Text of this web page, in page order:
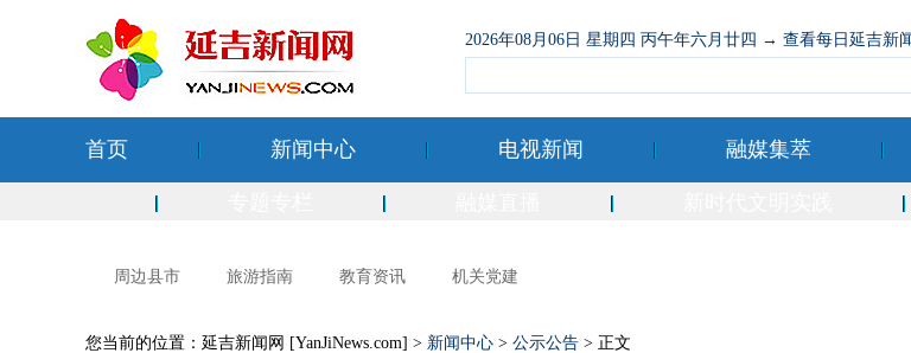
2026年08月06日 星期四 丙午年六月廿四 → 查看每日延吉新
首页 新闻中心 电视新闻 融媒集萃
周边县市 旅游指南 教育资讯 机关党建
您当前的位置：延吉新闻网 [YanJiNews.com] > 新闻中心 > 公示公告 > 正文